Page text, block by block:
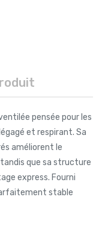
pensée pour les
et respirant. Sa
améliorent le
que sa structure
express. Fourni
stable